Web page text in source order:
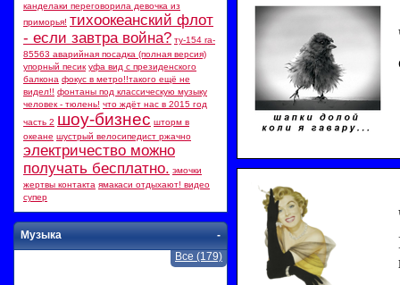
канделаки переговорила девочка из
приморья! тихоокеанский флот
- если завтра война? ту-154 ra-
85563 аварийная посадка (полная версия)
упорный песик уфа вид с президенского
балкона фокус в метро!!такого ещё не
видел!! фонтаны под классическую музыку
человек - тюлень! что ждёт нас в 2015 год
часть 2 шоу-бизнес шторм в
океане шустрый велосипедист ржачно
электричество можно
получать бесплатно. эмочки
жертвы контакта ямакаси отдыхают! видео
супер
-
Музыка
Все (179)